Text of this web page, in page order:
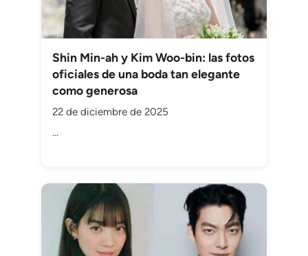
Shin Min-ah y Kim Woo-bin: las fotos
oficiales de una boda tan elegante
como generosa
22 de diciembre de 2025
...